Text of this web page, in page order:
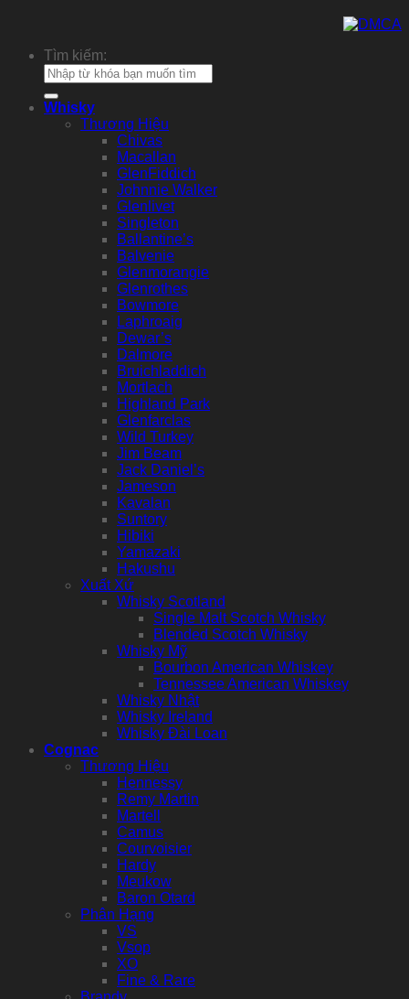
Tìm kiếm:
Whisky
Thương Hiệu
Chivas
Macallan
GlenFiddich
Johnnie Walker
Glenlivet
Singleton
Ballantine’s
Balvenie
Glenmorangie
Glenrothes
Bowmore
Laphroaig
Dewar’s
Dalmore
Bruichladdich
Mortlach
Highland Park
Glenfarclas
Wild Turkey
Jim Beam
Jack Daniel’s
Jameson
Kavalan
Suntory
Hibiki
Yamazaki
Hakushu
Xuất Xứ
Whisky Scotland
Single Malt Scotch Whisky
Blended Scotch Whisky
Whisky Mỹ
Bourbon American Whiskey
Tennessee American Whiskey
Whisky Nhật
Whisky Ireland
Whisky Đài Loan
Cognac
Thương Hiệu
Hennessy
Remy Martin
Martell
Camus
Courvoisier
Hardy
Meukow
Baron Otard
Phân Hạng
VS
Vsop
XO
Fine & Rare